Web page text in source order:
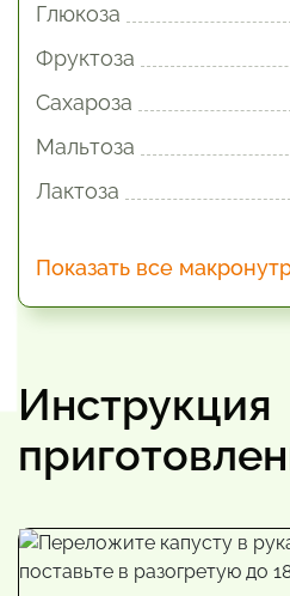
Глюкоза
Фруктоза
Сахароза
Мальтоза
Лактоза
Показать все
Инструкция